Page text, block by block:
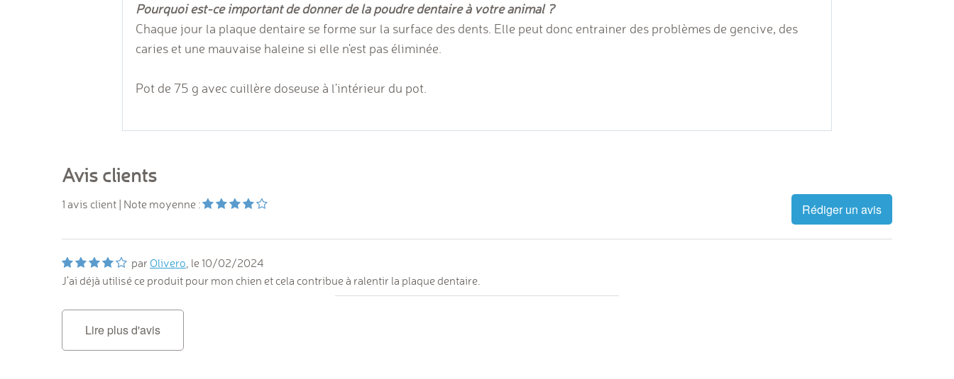
Pourquoi est-ce important de donner de la poudre dentaire à votre animal ?
Chaque jour la plaque dentaire se forme sur la surface des dents. Elle peut donc entrainer des problèmes de gencive, des
caries et une mauvaise haleine si elle n'est pas éliminée.
Pot de 75 g avec cuillère doseuse à l'intérieur du pot.
Avis clients
1 avis client | Note moyenne : Rédiger un avis
par Olivero, le 10/02/2024
J'ai déjà utilisé ce produit pour mon chien et cela contribue à ralentir la plaque dentaire.
Lire plus d'avis